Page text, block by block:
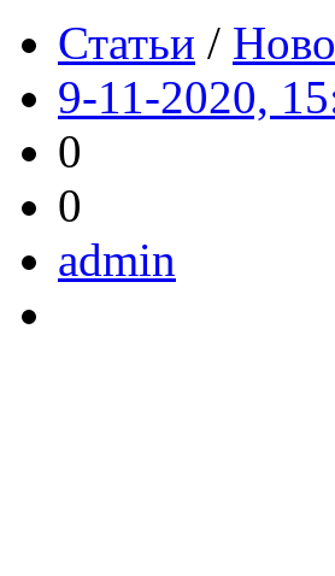
Статьи /
9-11-2020,
0
0
admin